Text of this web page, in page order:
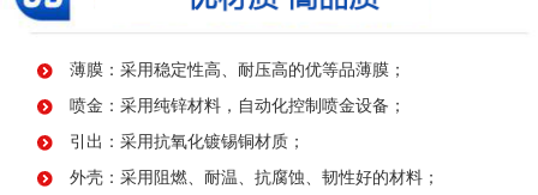
薄膜：采用稳定性高、耐压高的优等品薄膜；
喷金：采用纯锌材料，自动化控制喷金设备；
引出：采用抗氧化镀锡铜材质；
外壳：采用阻燃、耐温、抗腐蚀、韧性好的材料；